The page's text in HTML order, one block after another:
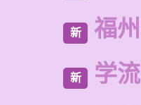
新 福
新 学